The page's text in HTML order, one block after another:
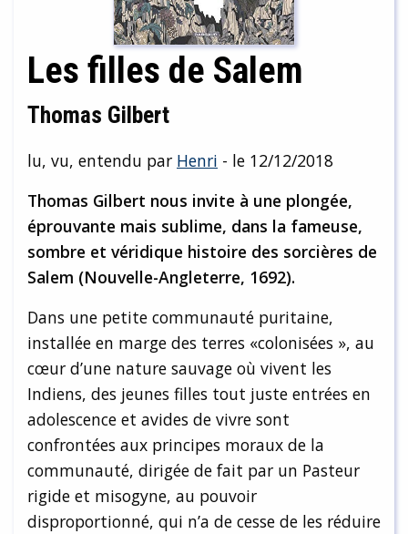
Les filles de Salem
Thomas Gilbert
lu, vu, entendu par Henri - le 12/12/2018
Thomas Gilbert nous invite à une plongée,
éprouvante mais sublime, dans la fameuse,
sombre et véridique histoire des sorcières de
Salem (Nouvelle-Angleterre, 1692).
Dans une petite communauté puritaine,
installée en marge des terres «colonisées », au
cœur d’une nature sauvage où vivent les
Indiens, des jeunes filles tout juste entrées en
adolescence et avides de vivre sont
confrontées aux principes moraux de la
communauté, dirigée de fait par un Pasteur
rigide et misogyne, au pouvoir
disproportionné, qui n’a de cesse de les réduire